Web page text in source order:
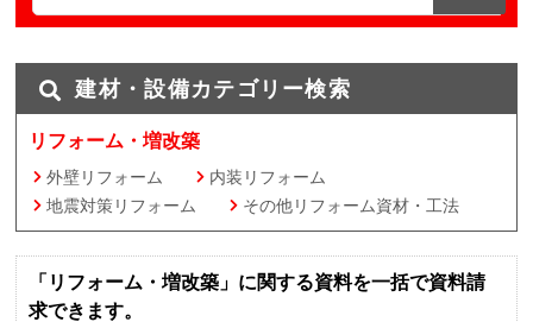
建材・設備カテゴリー検索
リフォーム・増改築
外壁リフォーム
内装リフォーム
地震対策リフォーム
その他リフォーム資材・工法
「リフォーム・増改築」に関する資料を一括で資料請
求できます。